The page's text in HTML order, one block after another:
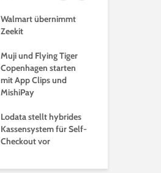
Walmart übernimmt
Zeekit
Muji und Flying Tiger
Copenhagen starten
mit App Clips und
MishiPay
Lodata stellt hybrides
Kassensystem für Self-
Checkout vor